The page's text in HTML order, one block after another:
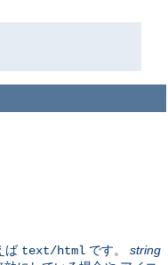
ば text/html です。 string